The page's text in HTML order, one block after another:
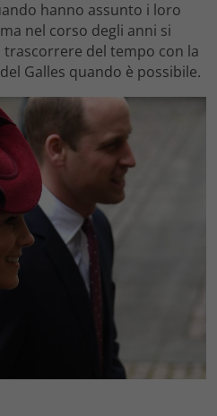
hanno assunto i loro
nel corso degli anni si
del tempo con la
Galles quando è possibile.